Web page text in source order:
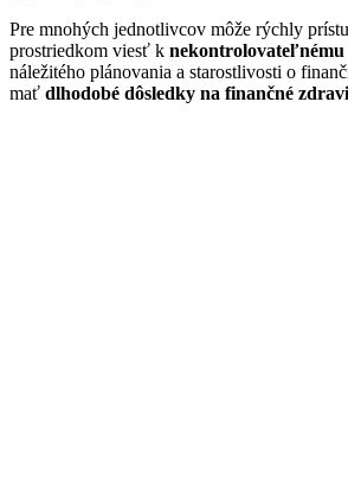
Pre mnohých jednotlivcov môže rýchly
prostriedkom viesť k nekontrolovateľnému
náležitého plánovania a starostlivosti o
mať dlhodobé dôsledky na finančné